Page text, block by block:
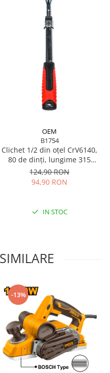
OEM
B1754
Clichet 1/2 din oțel CrV6140,
80 de dinți, lungime 315
mm, cu prelungitor
124,90 RON
94,90 RON
IN STOC
-13%